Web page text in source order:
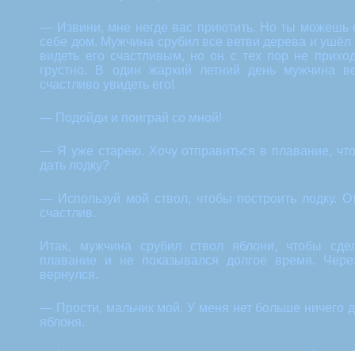
— Извини, мне негде вас приютить. Но ты можешь
себе дом. Мужчина срубил все ветви дерева и
видеть его счастливым, но он с тех пор не
грустно. В один жаркий летний день мужчина
счастливо увидеть его!
— Подойди и поиграй со мной!
— Я уже старею. Хочу отправиться в плавание,
дать лодку?
— Используй мой ствол, чтобы построить лодку.
счастлив.
Итак, мужчина срубил ствол яблони, чтобы
плавание и не показывался долгое время.
вернулся.
— Прости, мальчик мой. У меня нет больше ничего
яблоня.